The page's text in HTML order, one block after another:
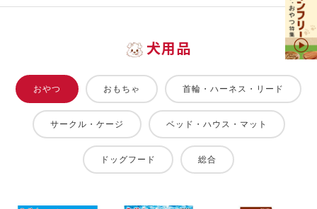
犬用品
おやつ おもちゃ 首輪・ハーネス・リード
サークル・ケージ ベッド・ハウス・マット
ドッグフード 総合